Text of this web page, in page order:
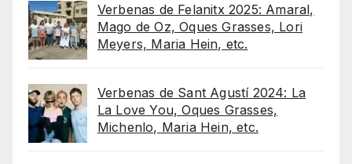
Verbenas de Felanitx 2025: Amaral,
Mago de Oz, Oques Grasses, Lori
Meyers, Maria Hein, etc.
Verbenas de Sant Agustí 2024: La
La Love You, Oques Grasses,
Michenlo, Maria Hein, etc.